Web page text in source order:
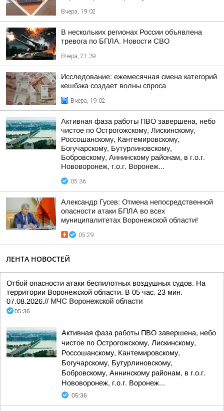
Вчера, 19:02
В нескольких регионах России объявлена
тревога по БПЛА. Новости СВО
Вчера, 21:39
Исследование: ежемесячная смена категорий
кешбэка создает волны спроса
Вчера, 19:02
Активная фаза работы ПВО завершена, небо
чистое по Острогожскому, Лискинскому,
Россошанскому, Кантемировскому,
Богучарскому, Бутурлиновскому,
Бобровскому, Аннинскому районам, в г.о.г.
Нововоронеж, г.о.г. Воронеж...
05:36
Александр Гусев: Отмена непосредственной
опасности атаки БПЛА во всех
муниципалитетах Воронежской области!
05:29
ЛЕНТА НОВОСТЕЙ
Отбой опасности атаки беспилотных воздушных судов. На
территории Воронежской области. В 05 час. 23 мин.
07.08.2026.// МЧС Воронежской области
05:36
Активная фаза работы ПВО завершена, небо
чистое по Острогожскому, Лискинскому,
Россошанскому, Кантемировскому,
Богучарскому, Бутурлиновскому,
Бобровскому, Аннинскому районам, в г.о.г.
Нововоронеж, г.о.г. Воронеж...
05:36